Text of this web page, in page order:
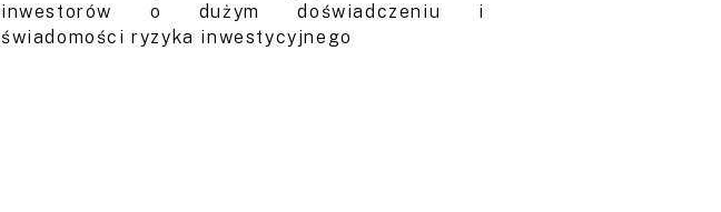
inwestorów o dużym doświadczeniu i
świadomości ryzyka inwestycyjnego